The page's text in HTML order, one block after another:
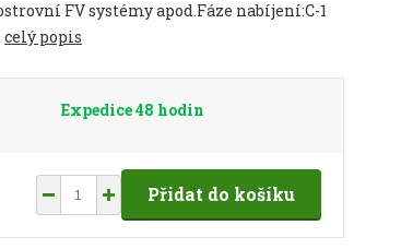
FV systémy apod.Fáze nabíjení:C-1
celý popis
Expedice 48 hodin
Přidat do košíku